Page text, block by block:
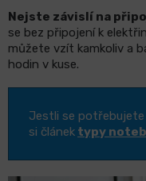
Nejste závislí na
se bez připojení k
můžete vzít kamkoliv a
hodin v kuse.
Jestli se
si článek typy